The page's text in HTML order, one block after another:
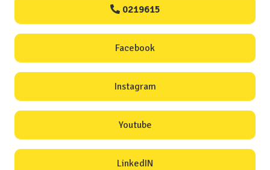
0219615
Facebook
Instagram
Youtube
LinkedIN